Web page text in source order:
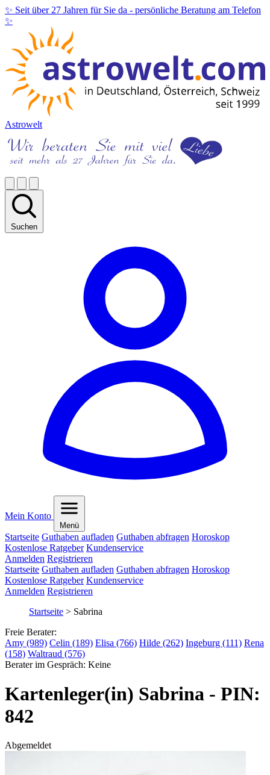
✨ Seit über 27 Jahren für Sie da - persönliche Beratung am Telefon
✨
Astrowelt
Suchen
Mein Konto
Menü
Startseite Guthaben aufladen Guthaben abfragen Horoskop
Kostenlose Ratgeber Kundenservice
Anmelden Registrieren
Startseite Guthaben aufladen Guthaben abfragen Horoskop
Kostenlose Ratgeber Kundenservice
Anmelden Registrieren
Startseite > Sabrina
Freie Berater:
Amy (989) Celin (189) Elisa (766) Hilde (262) Ingeburg (111) Rena
(158) Waltraud (576)
Berater im Gespräch: Keine
Kartenleger(in) Sabrina - PIN:
842
Abgemeldet